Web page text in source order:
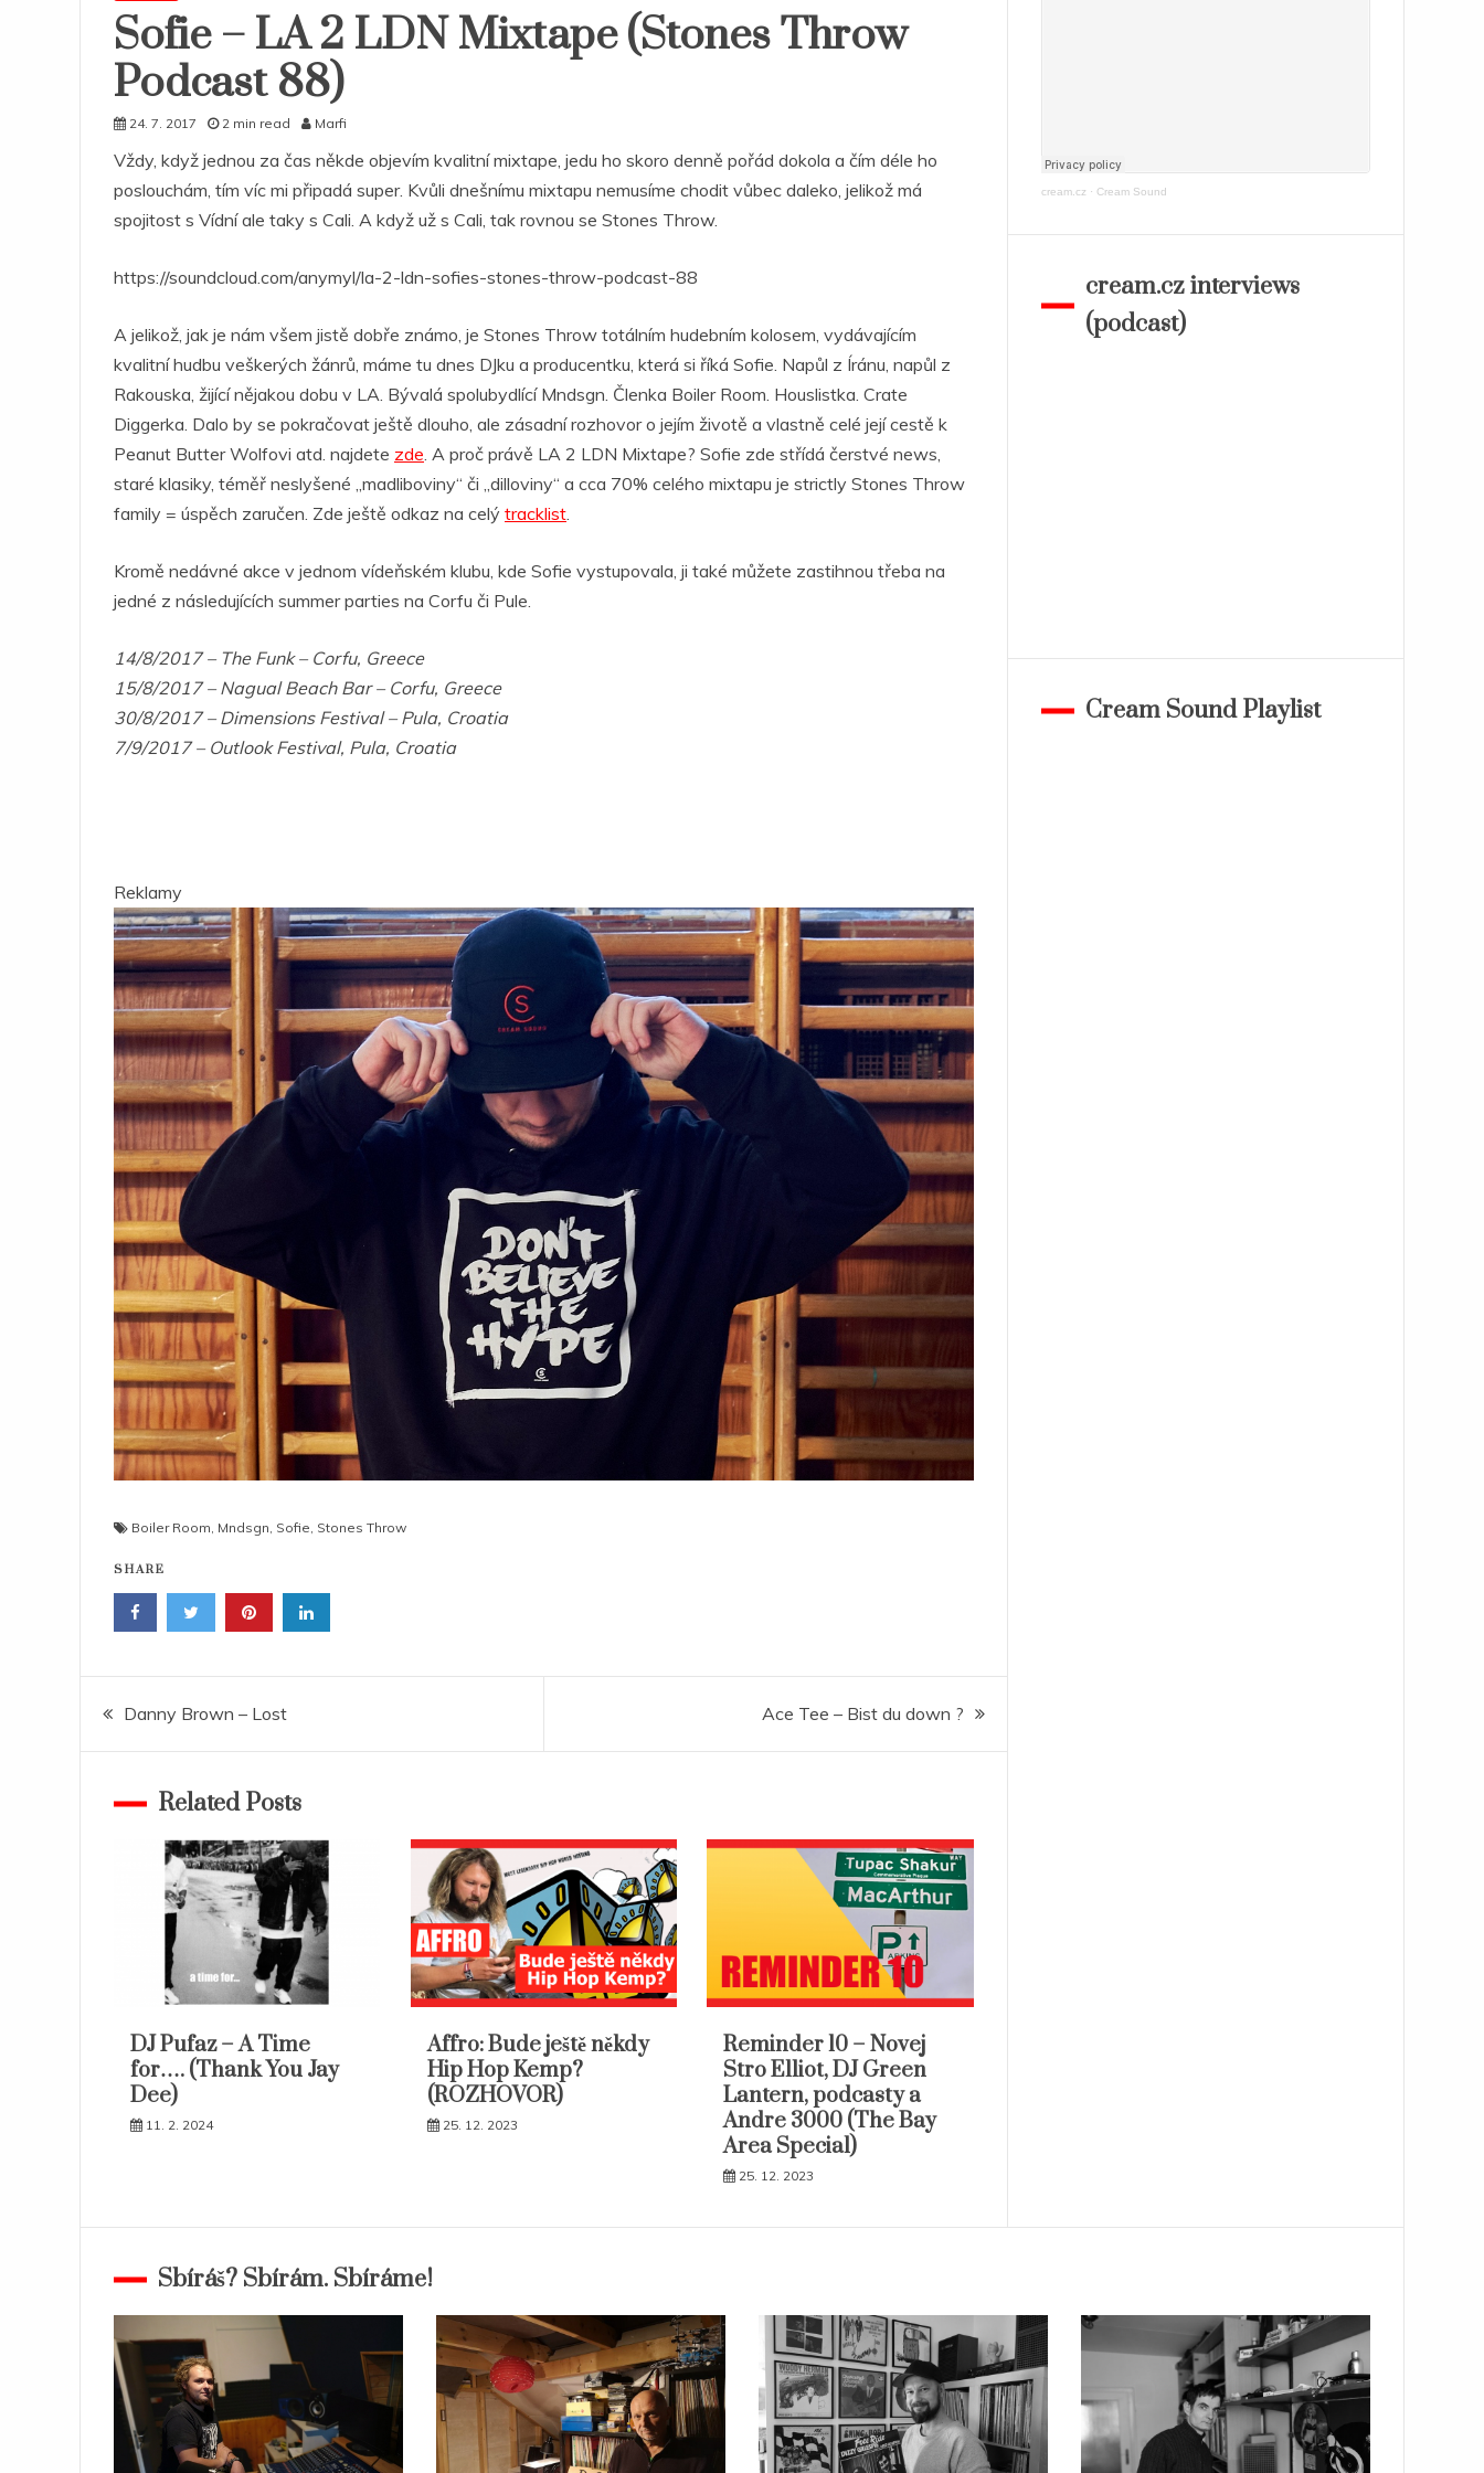
Sofie – LA 2 LDN Mixtape (Stones Throw
Podcast 88)
24. 7. 2017 2 min read Marfi
Vždy, když jednou za čas někde objevím kvalitní mixtape, jedu ho skoro denně pořád dokola a čím déle ho
poslouchám, tím víc mi připadá super. Kvůli dnešnímu mixtapu nemusíme chodit vůbec daleko, jelikož má
spojitost s Vídní ale taky s Cali. A když už s Cali, tak rovnou se Stones Throw.
https://soundcloud.com/anymyl/la-2-ldn-sofies-stones-throw-podcast-88
A jelikož, jak je nám všem jistě dobře známo, je Stones Throw totálním hudebním kolosem, vydávajícím
kvalitní hudbu veškerých žánrů, máme tu dnes DJku a producentku, která si říká Sofie. Napůl z Íránu, napůl z
Rakouska, žijící nějakou dobu v LA. Bývalá spolubydlící Mndsgn. Členka Boiler Room. Houslistka. Crate
Diggerka. Dalo by se pokračovat ještě dlouho, ale zásadní rozhovor o jejím životě a vlastně celé její cestě k
Peanut Butter Wolfovi atd. najdete zde. A proč právě LA 2 LDN Mixtape? Sofie zde střídá čerstvé news,
staré klasiky, téměř neslyšené „madliboviny“ či „dilloviny“ a cca 70% celého mixtapu je strictly Stones Throw
family = úspěch zaručen. Zde ještě odkaz na celý tracklist.
Kromě nedávné akce v jednom vídeňském klubu, kde Sofie vystupovala, ji také můžete zastihnou třeba na
jedné z následujících summer parties na Corfu či Pule.
14/8/2017 – The Funk – Corfu, Greece
15/8/2017 – Nagual Beach Bar – Corfu, Greece
30/8/2017 – Dimensions Festival – Pula, Croatia
7/9/2017 – Outlook Festival, Pula, Croatia
Reklamy
Boiler Room, Mndsgn, Sofie, Stones Throw
SHARE
Navigace
pro
příspěvek
Danny Brown – Lost Ace Tee – Bist du down ?
Related Posts
DJ Pufaz – A Time
for…. (Thank You Jay
Dee)
11. 2. 2024
Affro: Bude ještě někdy
Hip Hop Kemp?
(ROZHOVOR)
25. 12. 2023
Reminder 10 – Novej
Stro Elliot, DJ Green
Lantern, podcasty a
Andre 3000 (The Bay
Area Special)
25. 12. 2023
cream.cz · Cream Sound
cream.cz interviews
(podcast)
Cream Sound Playlist
Sbíráš? Sbírám. Sbíráme!